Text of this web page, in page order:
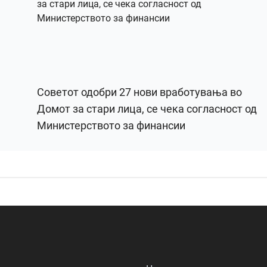
Советот одобри 27 нови вработувања во
Домот за стари лица, се чека согласност од
Министерството за финансии